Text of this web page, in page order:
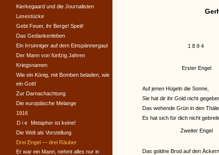
1894
Erster Engel
Auf jenen Hügeln die Sonne,
Sie hat dir ihr Gold nicht
Das wehende Grün in den
Es hat sich für dich nicht
Zweiter Engel
Das goldne Brod auf den
Kierkegaard und die Journalisten
Lesestücke
Gebt Feuer, ihr Berge! Speit!
Das Gedankenleben
Ein Irrsinniger auf dem Einspännergaul
Der Mann von fünfzig Jahren
Kriegsnamen
Wie ein König, mit Bomben beladen, wie
ein Gott!
Zur Darnachachtung
Die europäische Melange
1916
Die Metapher ist keine!
Die Welt als Vorstellung
Drei Engel — drei Räuber
Er war ein Mann, nehmt alles nur in